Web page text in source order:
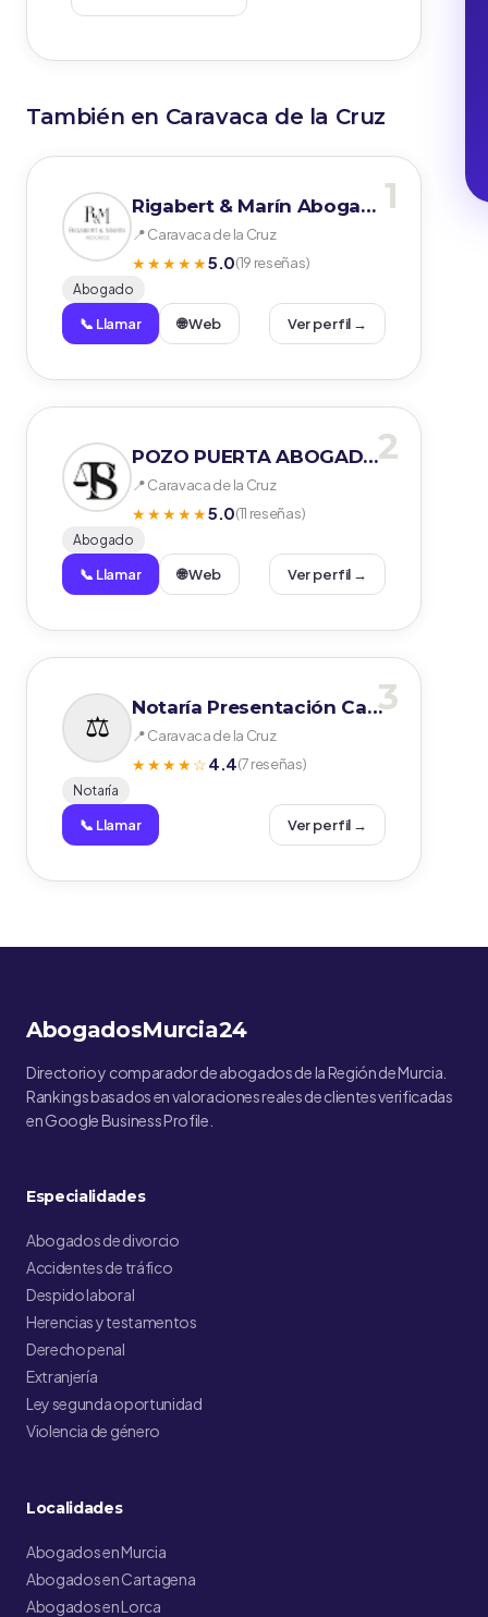
También en Caravaca de la Cruz
1
Rigabert & Marín Abogados
📍 Caravaca de la Cruz
★★★★★5.0(19 reseñas)
Abogado
📞 Llamar 🌐 Web Ver perfil →
2
POZO PUERTA ABOGADOS
📍 Caravaca de la Cruz
★★★★★5.0(11 reseñas)
Abogado
📞 Llamar 🌐 Web Ver perfil →
3
Notaría Presentación Castilla Alcalá
📍 Caravaca de la Cruz
★★★★☆4.4(7 reseñas)
Notaría
📞 Llamar Ver perfil →
AbogadosMurcia24
Directorio y comparador de abogados de la Región de Murcia.
Rankings basados en valoraciones reales de clientes verificadas
en Google Business Profile.
Especialidades
Abogados de divorcio
Accidentes de tráfico
Despido laboral
Herencias y testamentos
Derecho penal
Extranjería
Ley segunda oportunidad
Violencia de género
Localidades
Abogados en Murcia
Abogados en Cartagena
Abogados en Lorca